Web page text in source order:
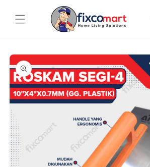
content
Skip to
product
information